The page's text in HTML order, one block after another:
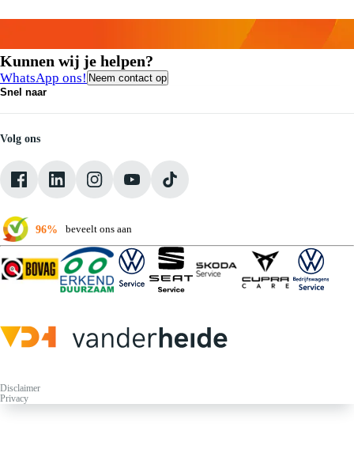
Kunnen wij je helpen?
WhatsApp ons! Neem contact op
Snel naar
Medewerkers
Onze servicebeloften
Pechhulp
Klantbeoordelingen
Verkoopvoorwaarden
Volg ons
96% beveelt ons aan
Disclaimer
Privacy